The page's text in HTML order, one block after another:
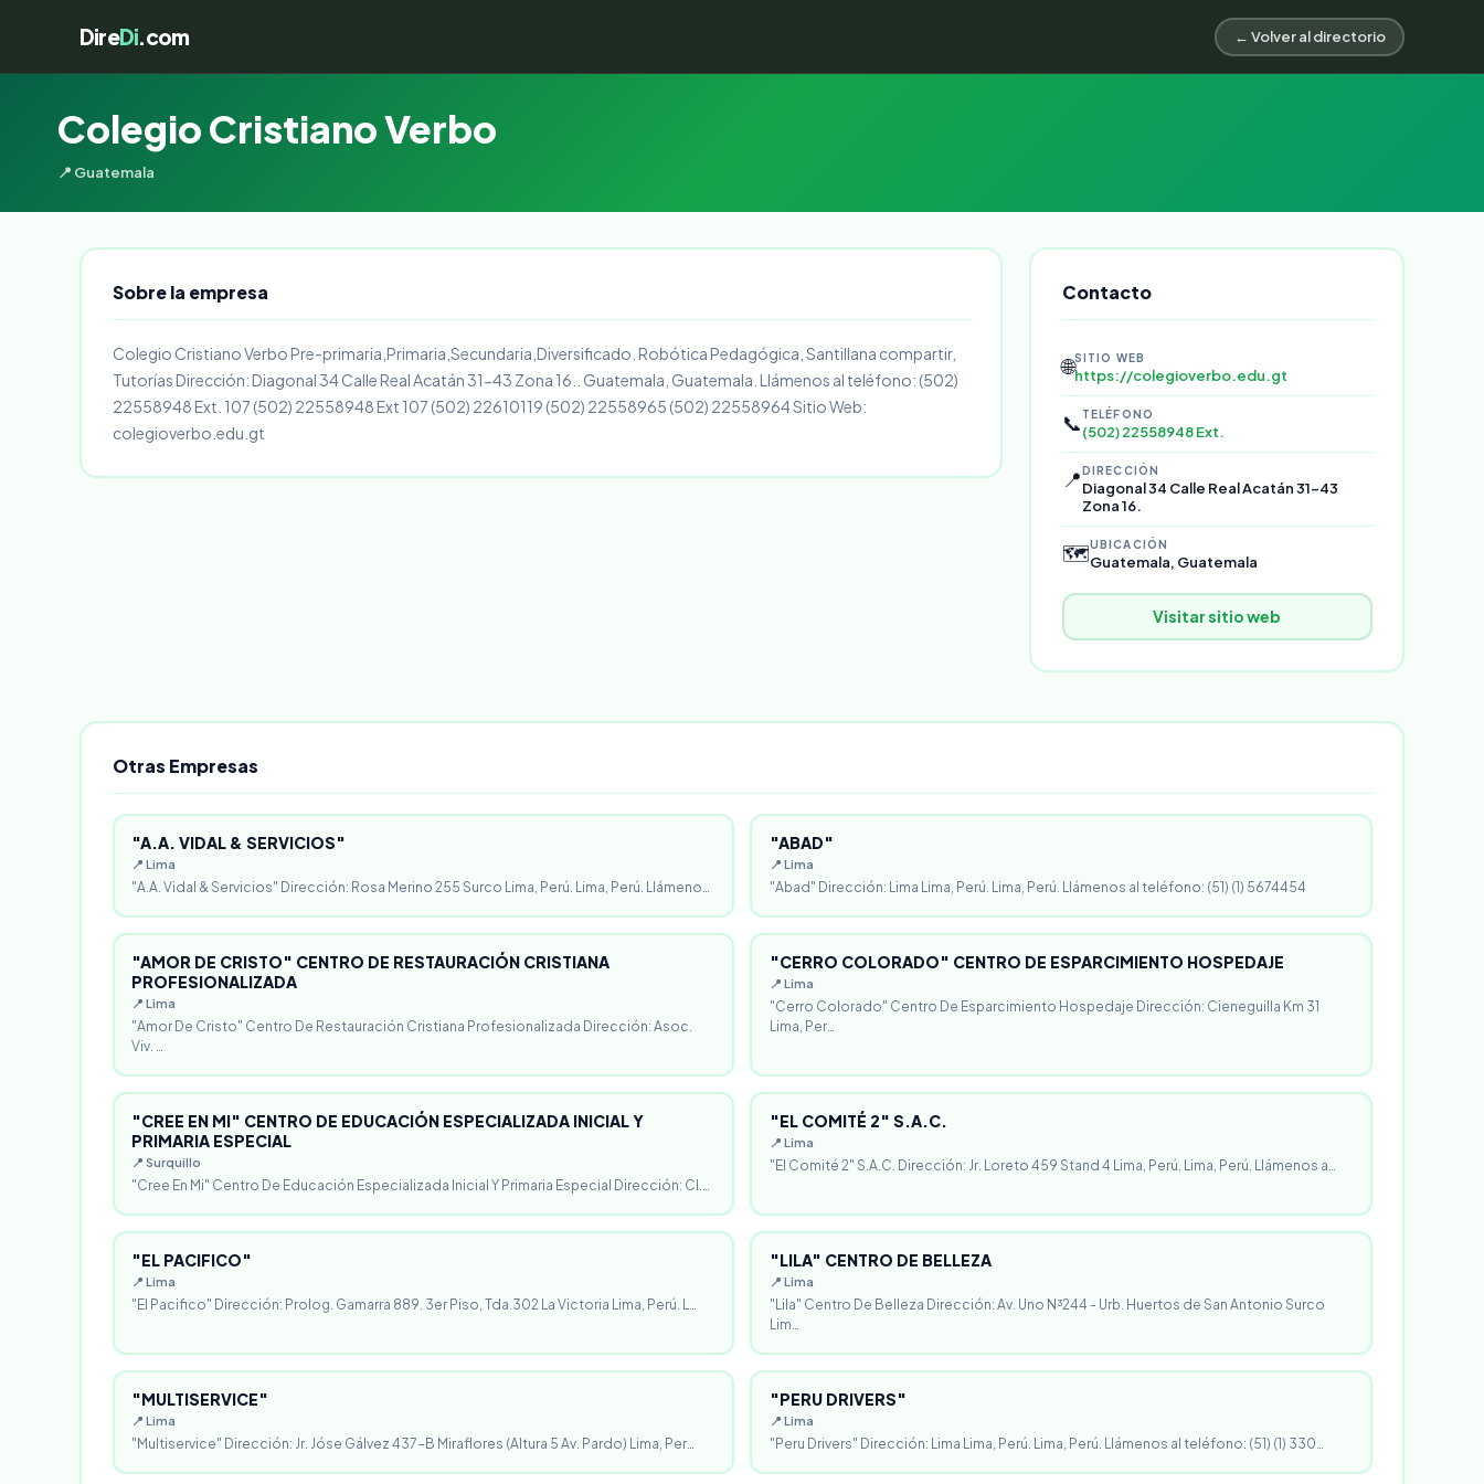
DireDi.com ← Volver al directorio
Colegio Cristiano Verbo
📍 Guatemala
Sobre la empresa
Colegio Cristiano Verbo Pre-primaria,Primaria,Secundaria,Diversificado. Robótica Pedagógica, Santillana compartir,
Tutorías Dirección: Diagonal 34 Calle Real Acatán 31-43 Zona 16.. Guatemala, Guatemala. Llámenos al teléfono: (502)
22558948 Ext. 107 (502) 22558948 Ext 107 (502) 22610119 (502) 22558965 (502) 22558964 Sitio Web:
colegioverbo.edu.gt
Contacto
🌐SITIO WEB
https://colegioverbo.edu.gt
📞 TELÉFONO
(502) 22558948 Ext.
📍DIRECCIÓN
Diagonal 34 Calle Real Acatán 31-43
Zona 16.
🗺️UBICACIÓN
Guatemala, Guatemala
Visitar sitio web
Otras Empresas
"A.A. VIDAL & SERVICIOS"
📍 Lima
"A.A. Vidal & Servicios" Dirección: Rosa Merino 255 Surco Lima, Perú. Lima, Perú. Llámeno…
"ABAD"
📍 Lima
"Abad" Dirección: Lima Lima, Perú. Lima, Perú. Llámenos al teléfono: (51) (1) 5674454
"AMOR DE CRISTO" CENTRO DE RESTAURACIÓN CRISTIANA
PROFESIONALIZADA
📍 Lima
"Amor De Cristo" Centro De Restauración Cristiana Profesionalizada Dirección: Asoc.
Viv. …
"CERRO COLORADO" CENTRO DE ESPARCIMIENTO HOSPEDAJE
📍 Lima
"Cerro Colorado" Centro De Esparcimiento Hospedaje Dirección: Cieneguilla Km 31
Lima, Per…
"CREE EN MI" CENTRO DE EDUCACIÓN ESPECIALIZADA INICIAL Y
PRIMARIA ESPECIAL
📍 Surquillo
"Cree En Mi" Centro De Educación Especializada Inicial Y Primaria Especial Dirección: Cl.…
"EL COMITÉ 2" S.A.C.
📍 Lima
"El Comité 2" S.A.C. Dirección: Jr. Loreto 459 Stand 4 Lima, Perú. Lima, Perú. Llámenos a…
"EL PACIFICO"
📍 Lima
"El Pacifico" Dirección: Prolog. Gamarra 889. 3er Piso, Tda.302 La Victoria Lima, Perú. L…
"LILA" CENTRO DE BELLEZA
📍 Lima
"Lila" Centro De Belleza Dirección: Av. Uno N³244 - Urb. Huertos de San Antonio Surco
Lim…
"MULTISERVICE"
📍 Lima
"Multiservice" Dirección: Jr. Jóse Gálvez 437-B Miraflores (Altura 5 Av. Pardo) Lima, Per…
"PERU DRIVERS"
📍 Lima
"Peru Drivers" Dirección: Lima Lima, Perú. Lima, Perú. Llámenos al teléfono: (51) (1) 330…